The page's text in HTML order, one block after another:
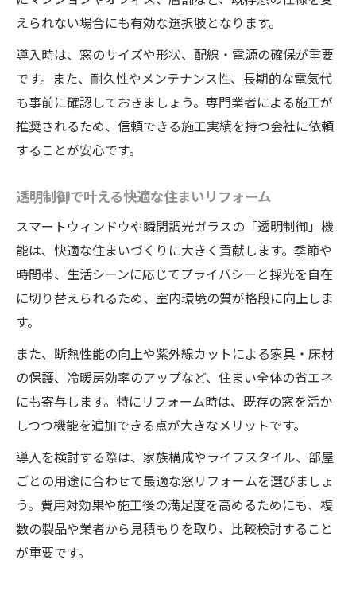
えられない場合にも有効な選択肢となります。
導入時は、窓のサイズや形状、配線・電源の確保が重要
です。また、耐久性やメンテナンス性、長期的な電気代
も事前に確認しておきましょう。専門業者による施工が
推奨されるため、信頼できる施工実績を持つ会社に依頼
することが安心です。
透明制御で叶える快適な住まいリフォーム
スマートウィンドウや瞬間調光ガラスの「透明制御」機
能は、快適な住まいづくりに大きく貢献します。季節や
時間帯、生活シーンに応じてプライバシーと採光を自在
に切り替えられるため、室内環境の質が格段に向上しま
す。
また、断熱性能の向上や紫外線カットによる家具・床材
の保護、冷暖房効率のアップなど、住まい全体の省エネ
にも寄与します。特にリフォーム時は、既存の窓を活か
しつつ機能を追加できる点が大きなメリットです。
導入を検討する際は、家族構成やライフスタイル、部屋
ごとの用途に合わせて最適な窓リフォームを選びましょ
う。費用対効果や施工後の満足度を高めるためにも、複
数の製品や業者から見積もりを取り、比較検討すること
が重要です。